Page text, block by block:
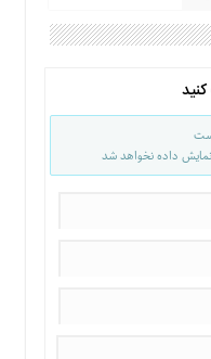
داده نخواهد شد